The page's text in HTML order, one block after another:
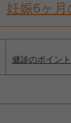
妊娠6ヶ
健診のポイント